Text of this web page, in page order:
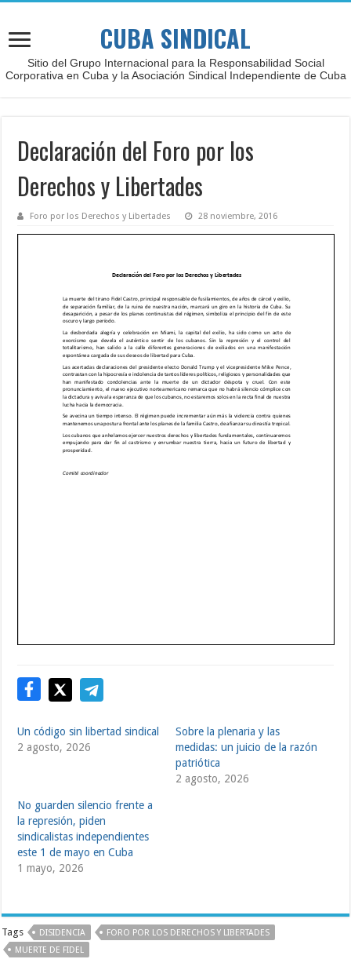
CUBA SINDICAL
Sitio del Grupo Internacional para la Responsabilidad Social
Corporativa en Cuba y la Asociación Sindical Independiente de Cuba
Declaración del Foro por los
Derechos y Libertades
Foro por los Derechos y Libertades 28 noviembre, 2016
Un código sin libertad sindical
2 agosto, 2026
Sobre la plenaria y las
medidas: un juicio de la razón
patriótica
2 agosto, 2026
No guarden silencio frente a
la represión, piden
sindicalistas independientes
este 1 de mayo en Cuba
1 mayo, 2026
Tags DISIDENCIA
FORO POR LOS DERECHOS Y LIBERTADES
MUERTE DE FIDEL